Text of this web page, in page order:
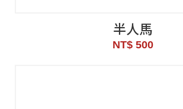
半人馬
NT$ 500